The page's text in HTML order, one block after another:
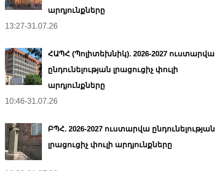
արդյունքները
13:27-31.07.26
ՀԱՊՀ (Պոլիտեխնիկ). 2026-2027 ուստարվա
ընդունելության լրացուցիչ փուլի
արդյունքները
10:46-31.07.26
ԲՊՀ. 2026-2027 ուստարվա ընդունելության
լրացուցիչ փուլի արդյունքները